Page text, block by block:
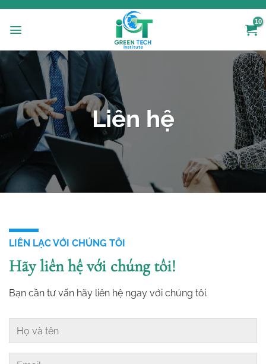
Chuyển
nội
dung
Liên hệ
LIÊN LẠC VỚI CHÚNG TÔI
Hãy liên hệ với chúng tôi!
Bạn cần tư vấn hãy liên hệ ngay với chúng tôi.